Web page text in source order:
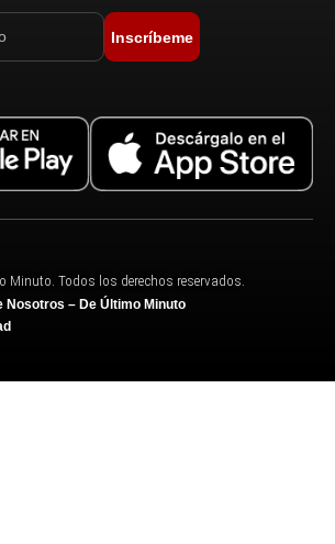
Inscríbeme
Minuto. Todos los derechos reservados.
Nosotros – De Último Minuto